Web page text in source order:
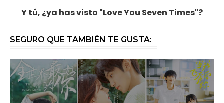
Y tú, ¿ya has visto "Love You Seven Times"?
SEGURO QUE TAMBIÉN TE GUSTA: